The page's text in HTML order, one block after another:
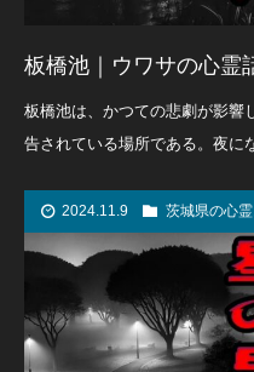
板橋池｜ウワサの心霊
板橋池は、かつての悲劇が影響
告されている場所である。夜に
2024.11.9 茨城県の心